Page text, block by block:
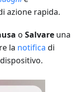
azione rapida.
o Salvare una
la notifica di